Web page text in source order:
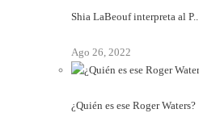
Shia LaBeouf interpreta al P..
Ago 26, 2022
¿Quién es ese Roger Waters?